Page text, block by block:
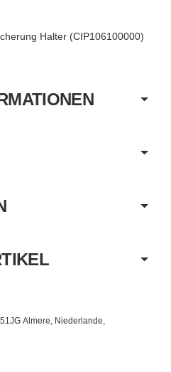
Halter (CIP106100000)
Almere, Niederlande,